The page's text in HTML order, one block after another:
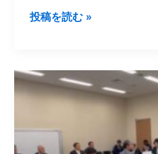
を
し
ま
た。
投稿を読む »
自
民
「ラ
ピ